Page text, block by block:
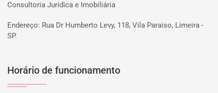
Consultoria Jurídica e Imobiliária
Endereço: Rua Dr Humberto Levy, 118, Vila Paraiso, Limeira -
SP.
Horário de funcionamento